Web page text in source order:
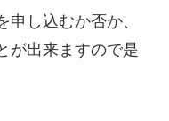
し込むか否か、
が出来ますので是